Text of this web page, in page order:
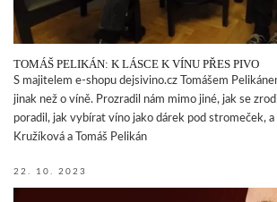
TOMÁŠ PELIKÁN: K LÁSCE K VÍNU PŘES PIVO
S majitelem e-shopu dejsivino.cz Tomášem
jinak než o víně. Prozradil nám mimo jiné, jak se
poradil, jak vybírat víno jako dárek pod stromeček, a
Kružíková a Tomáš Pelikán
22. 10. 2023